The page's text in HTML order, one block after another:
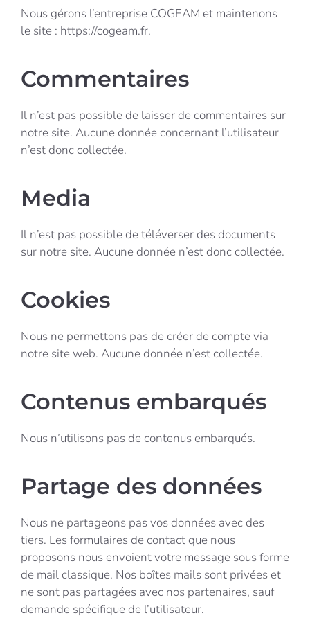
Nous gérons l’entreprise COGEAM et maintenons
le site : https://cogeam.fr.
Commentaires
Il n’est pas possible de laisser de commentaires sur
notre site. Aucune donnée concernant l’utilisateur
n’est donc collectée.
Media
Il n’est pas possible de téléverser des documents
sur notre site. Aucune donnée n’est donc collectée.
Cookies
Nous ne permettons pas de créer de compte via
notre site web. Aucune donnée n’est collectée.
Contenus embarqués
Nous n’utilisons pas de contenus embarqués.
Partage des données
Nous ne partageons pas vos données avec des
tiers. Les formulaires de contact que nous
proposons nous envoient votre message sous forme
de mail classique. Nos boîtes mails sont privées et
ne sont pas partagées avec nos partenaires, sauf
demande spécifique de l’utilisateur.